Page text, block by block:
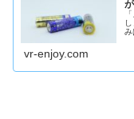
み
vr-enjoy.com